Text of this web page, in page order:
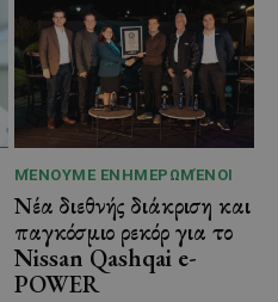
ΜΈΝΟΥΜΕ ΕΝΗΜΕΡΩΜΈΝΟΙ
Νέα διεθνής διάκριση και
παγκόσμιο ρεκόρ για το
Nissan Qashqai e-
POWER